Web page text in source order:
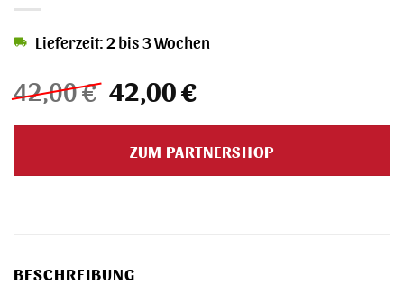
42,00€ Ursprünglicher
Preis
war:
42,00 €
42,00€Aktueller
ist:
42,00 €.
Lieferzeit: 2 bis 3 Wochen
ZUM PARTNERSHOP
BESCHREIBUNG